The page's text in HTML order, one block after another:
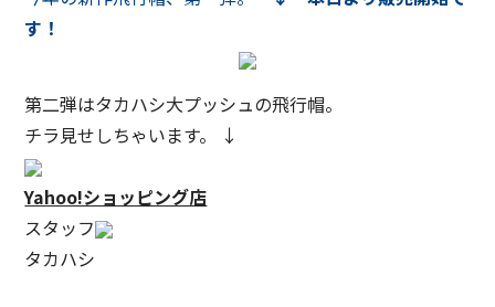
す！
第二弾はタカハシ大プッシュの飛行帽。
チラ見せしちゃいます。 ↓
Yahoo!ショッピング店
スタッフ
タカハシ